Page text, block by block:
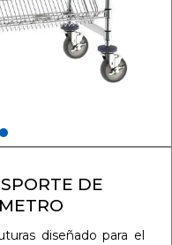
DE
diseñado para el